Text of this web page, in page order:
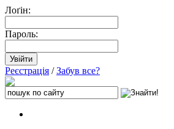
Лоґін:
Пароль:
Реєстрація /Забув все?